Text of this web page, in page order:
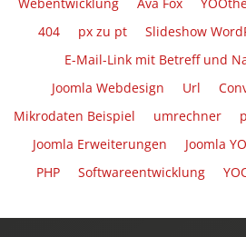
404
px zu pt
Slideshow
E-Mail-Link mit Betreff und
Joomla Webdesign
Url
Mikrodaten Beispiel
umrechner
Joomla Erweiterungen
Joomla
PHP
Softwareentwicklung